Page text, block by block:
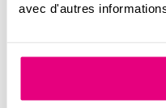
avec d'autres